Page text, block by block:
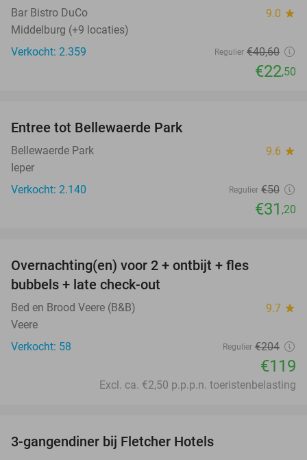
Bar Bistro DuCo 9.0 star
Middelburg (+9 locaties)
Verkocht: 2.359
Regulier €40,60
€22,50
Entree tot Bellewaerde Park
Bellewaerde Park 9.6 star
Ieper
Verkocht: 2.140
Regulier €50
€31 ,20
Overnachting(en) voor 2 + ontbijt + fles
bubbels + late check-out
Bed en Brood Veere (B&B) 9.7 star
Veere
Verkocht: 58
Regulier €204
€119
Excl. ca. €2,50 p.p.p.n. toeristenbelasting
3-gangendiner bij Fletcher Hotels